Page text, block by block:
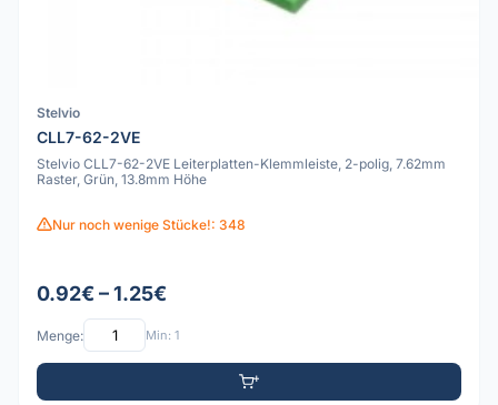
Stelvio
CLL7-62-2VE
Stelvio CLL7-62-2VE Leiterplatten-Klemmleiste, 2-polig, 7.62mm
Raster, Grün, 13.8mm Höhe
Nur noch wenige Stücke!: 348
0.92€ – 1.25€
Menge: Min: 1